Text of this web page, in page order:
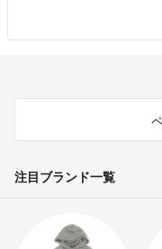
注目ブランド一覧